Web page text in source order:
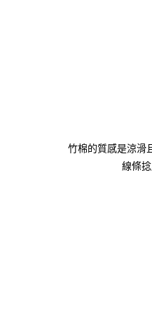
竹棉的質感是涼滑
線條